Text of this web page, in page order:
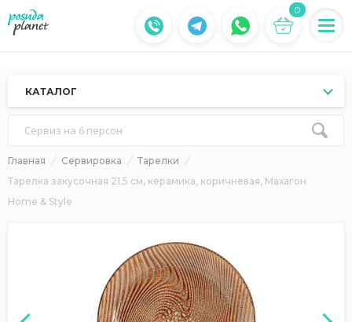
0
КАТАЛОГ
Сервиз на 6 персон
Главная Сервировка
Тарелки
Тарелка закусочная 21.5 см, керамика, коричневая, Махагон
Home & Style